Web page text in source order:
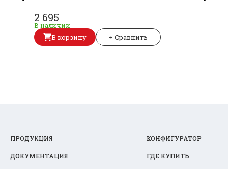
2 695
В наличии
В корзину + Сравнить
ПРОДУКЦИЯ КОНФИГУРАТОР
ДОКУМЕНТАЦИЯ ГДЕ КУПИТЬ